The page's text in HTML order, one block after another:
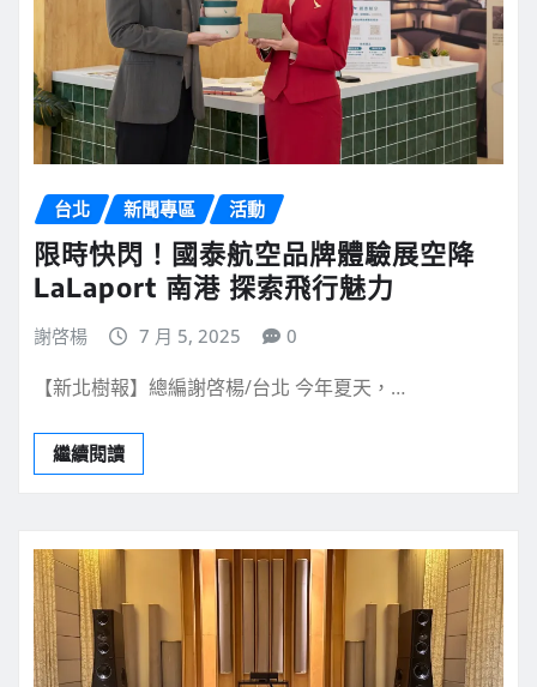
台北 新聞專區 活動
限時快閃！國泰航空品牌體驗展空降
LaLaport 南港 探索飛行魅力
謝啓楊 7 月 5, 2025 0
【新北樹報】總編謝啓楊/台北 今年夏天，…
繼續閱讀